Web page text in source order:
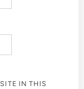
IN THIS